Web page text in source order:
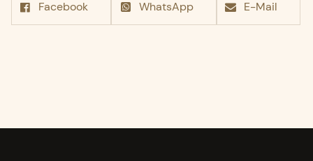
Facebook WhatsApp E-Mail